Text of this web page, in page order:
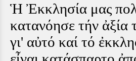
Ἡ Ἐκκλησία μας
κατανόησε τήν ἀξία
γι' αὐτό καί τό